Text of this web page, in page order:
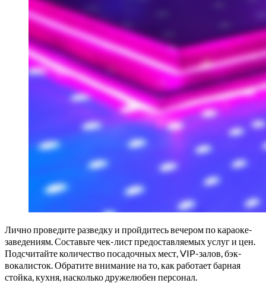
Лично проведите разведку и пройдитесь вечером по караоке-
заведениям. Составьте чек-лист предоставляемых услуг и цен.
Подсчитайте количество посадочных мест, VIP-залов, бэк-
вокалисток. Обратите внимание на то, как работает барная
стойка, кухня, насколько дружелюбен персонал.